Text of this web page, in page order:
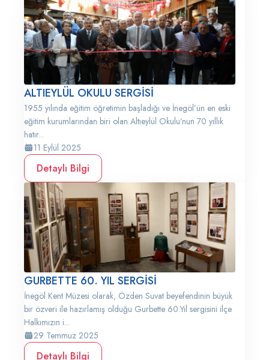
ALTIEYLÜL OKULU SERGİSİ
1955 yılında eğitim öğretimin başladığı ve İnegöl’ün en eski
eğitim kurumlarından biri olan Altıeylül Okulu’nun 70 yıllık
hatır...
11 Eylül 2025
Detaylı Bilgi
GURBETTE 60. YIL SERGİSİ
İnegöl Kent Müzesi olarak, Özden Suvat beyefendinin büyük
bir özveri ile hazırlamış olduğu Gurbette 60.Yıl sergisini ilçe
Halkımızın i...
29 Temmuz 2025
Detaylı Bilgi